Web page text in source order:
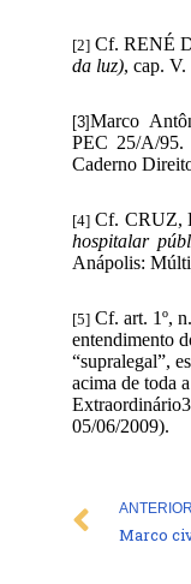
[2] Cf. RENÉ
da luz), cap. V.
[3]Marco
PEC 25/A/95.
Caderno
[4] Cf. CRUZ,
hospitalar
Anápolis:
[5] Cf. art. 1º,
entendimento
“supralegal”,
acima de toda
05/06/2009).
Prev
ANTERIOR